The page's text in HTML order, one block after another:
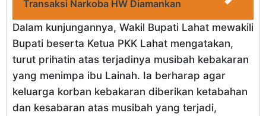
Transaksi Narkoba HW Diamankan
Dalam kunjungannya, Wakil Bupati Lahat mewakili
Bupati beserta Ketua PKK Lahat mengatakan,
turut prihatin atas terjadinya musibah kebakaran
yang menimpa ibu Lainah. Ia berharap agar
keluarga korban kebakaran diberikan ketabahan
dan kesabaran atas musibah yang terjadi,